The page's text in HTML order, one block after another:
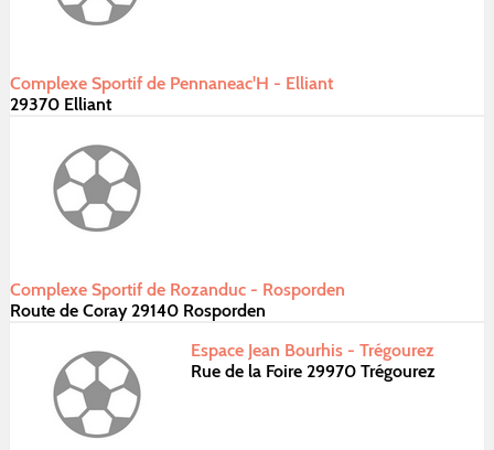
Complexe Sportif de Pennaneac'H - Elliant
29370 Elliant
Complexe Sportif de Rozanduc - Rosporden
Route de Coray 29140 Rosporden
Espace Jean Bourhis - Trégourez
Rue de la Foire 29970 Trégourez